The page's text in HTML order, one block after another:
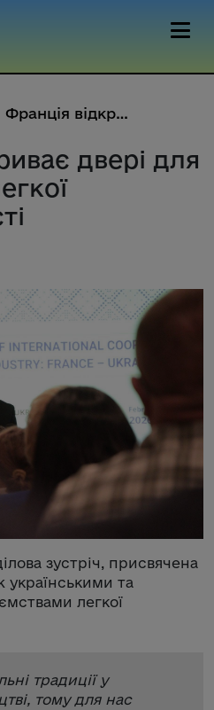
Франція відкриває двері для ук...
двері для
зустріч, присвячена
українськими та
легкої
традиції у
тому для нас